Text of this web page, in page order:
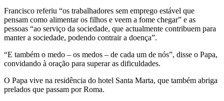
Francisco referiu “os trabalhadores sem emprego estável que
pensam como alimentar os filhos e veem a fome chegar” e as
pessoas “ao serviço da sociedade, que actualmente contribuem para
manter a sociedade, podendo contrair a doença”.
“E também o medo – os medos – de cada um de nós”, disse o Papa,
convidando à oração para superar as dificuldades.
O Papa vive na residência do hotel Santa Marta, que também abriga
prelados que passam por Roma.